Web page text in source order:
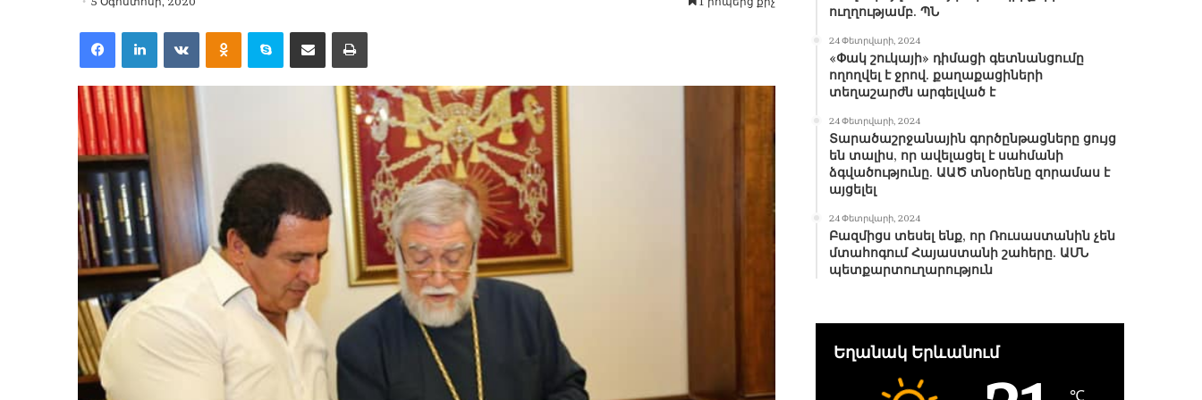
FacebookLinkedInVKontakteOdnoklassniki
Skype Share via Email Print
ուղղությամբ. ՊՆ
24 Փետրվարի, 2024
«Փակ շուկայի» դիմացի գետնանցումը
ողողվել է ջրով. քաղաքացիների
տեղաշարժն արգելված է
24 Փետրվարի, 2024
Տարածաշրջանային գործընթացները ցույց
են տալիս, որ ավելացել է սահմանի
ձգվածությունը. ԱԱԾ տնօրենը զորամաս է
այցելել
24 Փետրվարի, 2024
Բազմիցս տեսել ենք, որ Ռուսաստանին չեն
մտահոգում Հայաստանի շահերը. ԱՄՆ
պետքարտուղարություն
Եղանակ Երևանում
℃